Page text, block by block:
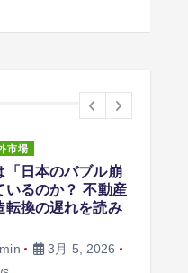
市場
「日本のバブル崩
いるのか？ 不動産
転換の遅れを読み
3月 5, 2026